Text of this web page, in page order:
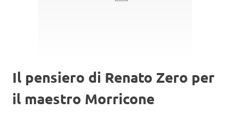
Il pensiero di Renato Zero per
il maestro Morricone